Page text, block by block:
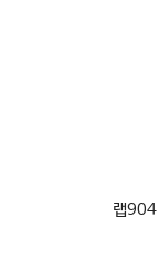
랩904